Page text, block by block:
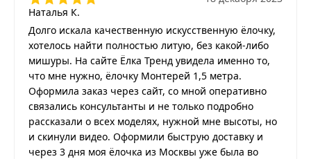
Наталья К.
Долго искала качественную искусственную ёлочку,
хотелось найти полностью литую, без какой-либо
мишуры. На сайте Ёлка Тренд увидела именно то,
что мне нужно, ёлочку Монтерей 1,5 метра.
Оформила заказ через сайт, со мной оперативно
связались консультанты и не только подробно
рассказали о всех моделях, нужной мне высоты, но
и скинули видео. Оформили быструю доставку и
через 3 дня моя ёлочка из Москвы уже была во